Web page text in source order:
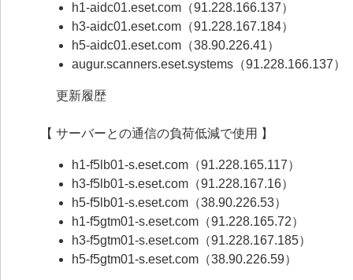
h1-aidc01.eset.com（91.228.166.137）
h3-aidc01.eset.com（91.228.167.184）
h5-aidc01.eset.com（38.90.226.41）
augur.scanners.eset.systems（91.228.166.137）
更新履歴
【 サーバーとの通信の負荷低減で使用 】
h1-f5lb01-s.eset.com（91.228.165.117）
h3-f5lb01-s.eset.com（91.228.167.16）
h5-f5lb01-s.eset.com（38.90.226.53）
h1-f5gtm01-s.eset.com（91.228.165.72）
h3-f5gtm01-s.eset.com（91.228.167.185）
h5-f5gtm01-s.eset.com（38.90.226.59）